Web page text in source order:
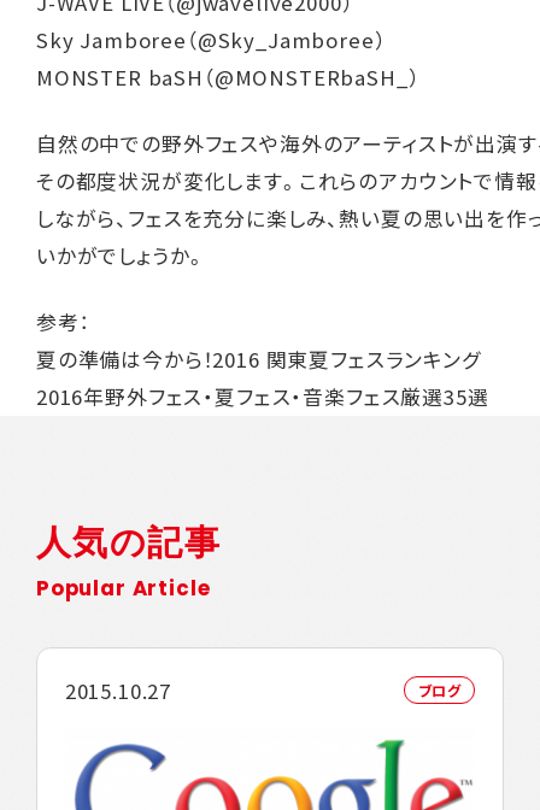
Sky Jamboree（@Sky_Jamboree）
MONSTER baSH（@MONSTERbaSH_ ）
自然の中での野外フェスや海外のアーティストが出演
その都度状況が変化します。これらのアカウントで情報
しながら、フェスを充分に楽しみ、熱い夏の思い出を作
いかがでしょうか。
参考：
夏の準備は今から！2016 関東夏フェスランキング
2016年野外フェス・夏フェス・音楽フェス厳選35選
人気の記事
Popular Article
2015.10.27 ブログ